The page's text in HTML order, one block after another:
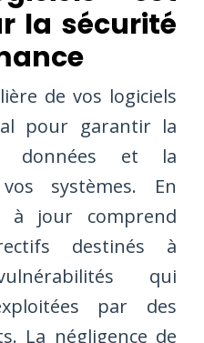
la sécurité
de vos logiciels
pour garantir la
et la
systèmes. En
à jour comprend
destinés à
qui
par des
La négligence de